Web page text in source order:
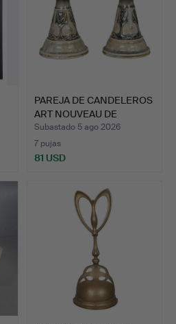
PAREJA DE CANDELEROS
ART NOUVEAU DE
DOULTO…
Subastado 5 ago 2026
7 pujas
81 USD